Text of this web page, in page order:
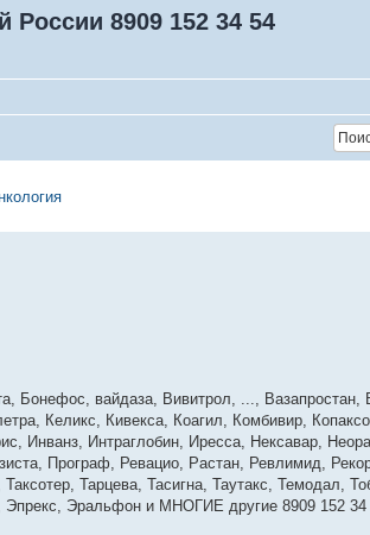
России 8909 152 34 54
вайдаза, Вивитрол, ..., Вазапростан,
Келикс, Кивекса, Коагил, Комбивир,
Инванз, Интраглобин, Иресса, Нексавар,
Програф, Ревацио, Растан, Ревлимид,
Тарцева, Тасигна, Таутакс, Темодал,
Эральфон и МНОГИЕ другие 8909 152 34